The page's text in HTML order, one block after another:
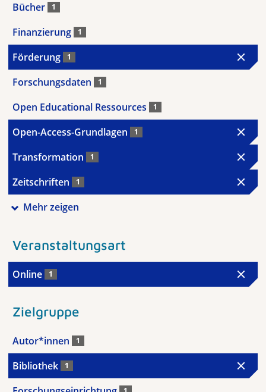
Bücher 1
Finanzierung 1
Förderung 1
Forschungsdaten 1
Open Educational Ressources 1
Open-Access-Grundlagen 1
Transformation 1
Zeitschriften 1
Mehr zeigen
Veranstaltungsart
Online 1
Zielgruppe
Autor*innen 1
Bibliothek 1